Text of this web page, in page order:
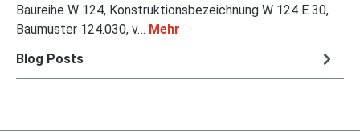
Baureihe W 124, Konstruktionsbezeichnung W 124 E 30,
Baumuster 124.030, v… Mehr
Blog Posts